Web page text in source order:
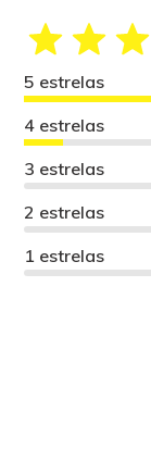
5 estrelas
4 estrelas
3 estrelas
2 estrelas
1 estrelas